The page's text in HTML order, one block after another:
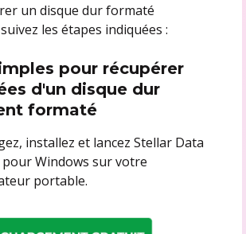
un disque dur formaté
les étapes indiquées :
pour récupérer
d'un disque dur
formaté
installez et lancez Stellar Data
pour Windows sur votre
portable.